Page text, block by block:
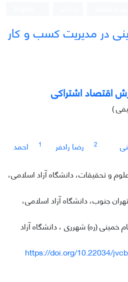
در مدیریت کسب و کار
اقتصاد اشتراکی
)
2 رضا رادفر 1
احمد
و تحقیقات، دانشگاه آزاد اسلامی،
جنوب، دانشگاه آزاد اسلامی،
خمینی (ره) شهرری ، دانشگاه آزاد
https://doi.org/10.22034/